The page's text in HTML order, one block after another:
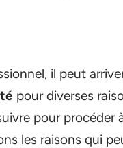
il peut
pour diverses
pour
les raisons qui